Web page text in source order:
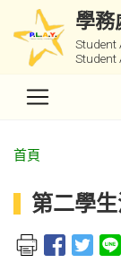
學務
Student
Student
首頁
第二學